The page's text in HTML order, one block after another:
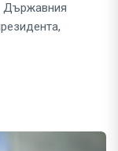
Държавния